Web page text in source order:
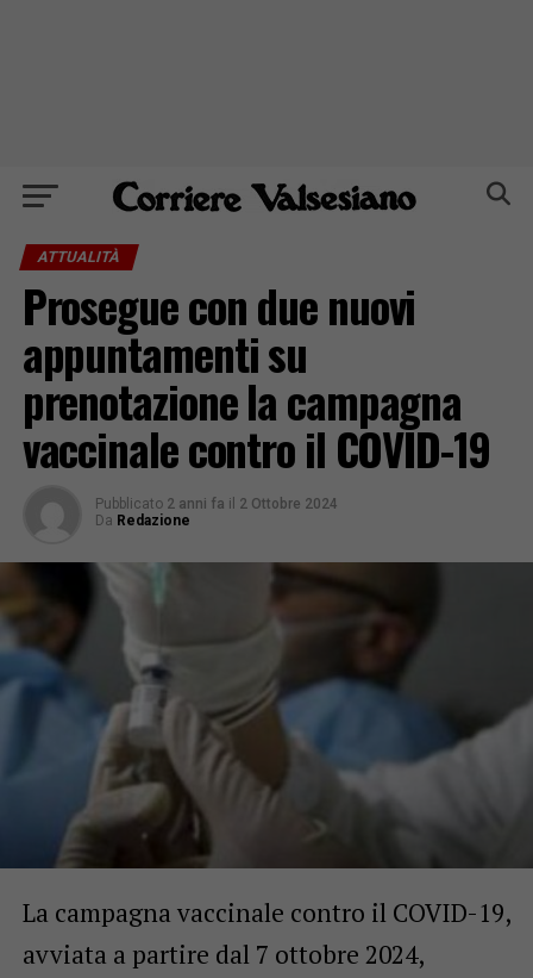
ATTUALITÀ
Prosegue con due nuovi
appuntamenti su
prenotazione la campagna
vaccinale contro il COVID-19
Pubblicato 2 anni fa il 2 Ottobre 2024
Da Redazione
La campagna vaccinale contro il COVID-19,
avviata a partire dal 7 ottobre 2024,